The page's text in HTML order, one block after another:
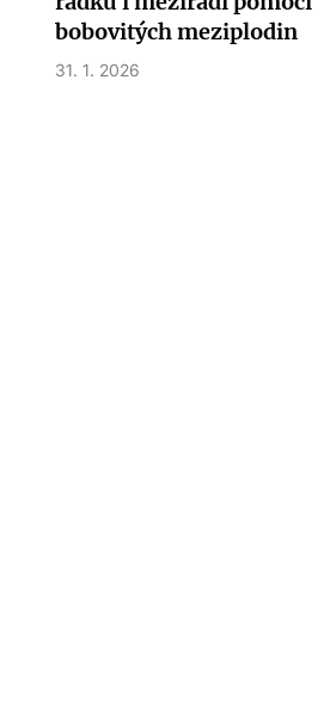
bobovitých meziplodin
31. 1. 2026